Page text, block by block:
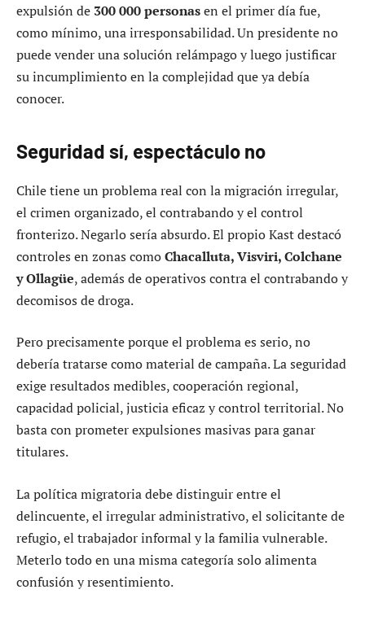
expulsión de 300 000 personasen el primer día fue,
como mínimo, una irresponsabilidad. Un presidente no
puede vender una solución relámpago y luego justificar
su incumplimiento en la complejidad que ya debía
conocer.
Seguridad sí, espectáculo no
Chile tiene un problema real con la migración irregular,
el crimen organizado, el contrabando y el control
fronterizo. Negarlo sería absurdo. El propio Kast destacó
controles en zonas comoChacalluta, Visviri, Colchane
y Ollagüe, además de operativos contra el contrabando y
decomisos de droga.
Pero precisamente porque el problema es serio, no
debería tratarse como material de campaña. La seguridad
exige resultados medibles, cooperación regional,
capacidad policial, justicia eficaz y control territorial. No
basta con prometer expulsiones masivas para ganar
titulares.
La política migratoria debe distinguir entre el
delincuente, el irregular administrativo, el solicitante de
refugio, el trabajador informal y la familia vulnerable.
Meterlo todo en una misma categoría solo alimenta
confusión y resentimiento.